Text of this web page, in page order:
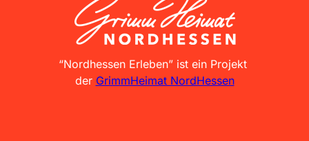
GrimmHeimat NordHessen
“Nordhessen Erleben” ist ein Projekt
der GrimmHeimat NordHessen